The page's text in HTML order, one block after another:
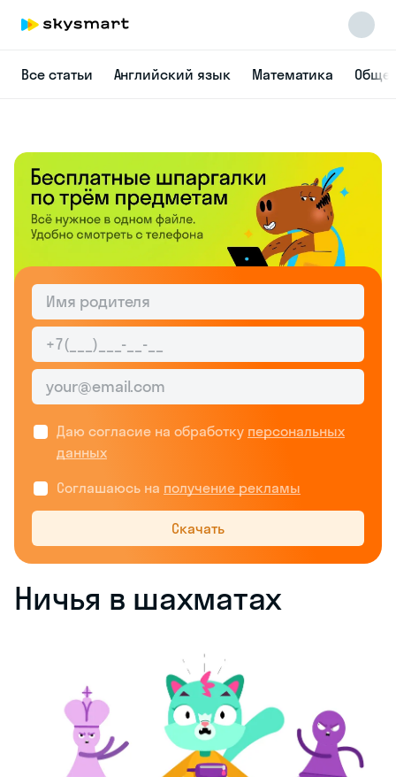
Все статьи Английский язык Математика
Даю согласие на обработку персональных
данных
Соглашаюсь на получение рекламы
Скачать
Ничья в шахматах
Skysmart Chat